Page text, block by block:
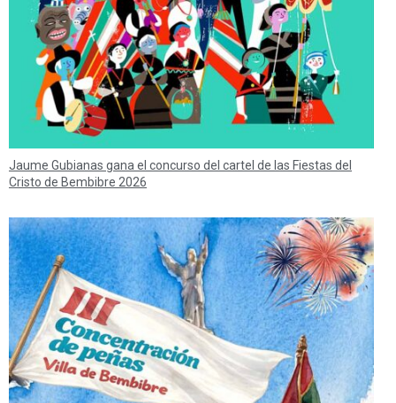
Jaume Gubianas gana el concurso del cartel de las Fiestas del
Cristo de Bembibre 2026